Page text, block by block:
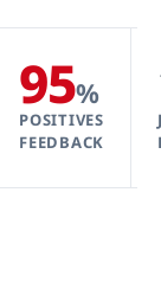
95%
POSITIVES
FEEDBACK